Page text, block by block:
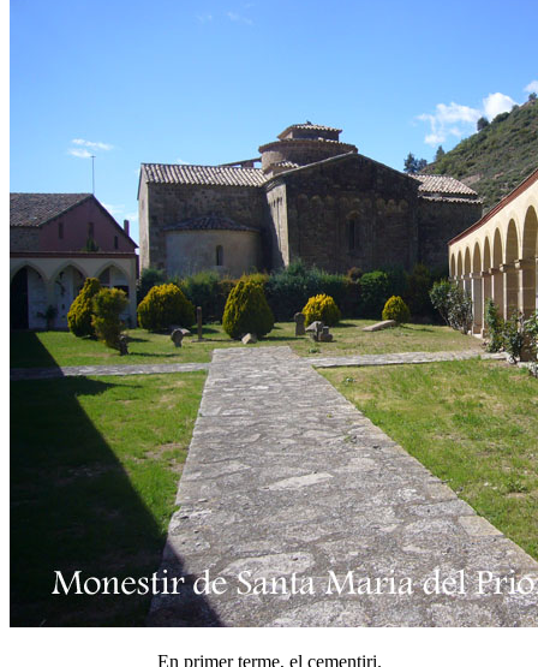
En primer terme, el cementiri.